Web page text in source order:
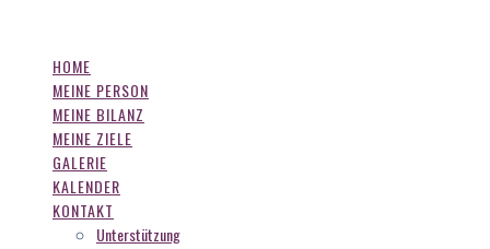
springenHOME
MEINE PERSON
MEINE BILANZ
MEINE ZIELE
GALERIE
KALENDER
KONTAKT
Unterstützung